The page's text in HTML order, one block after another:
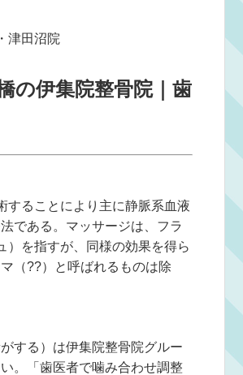
津田沼院
の伊集院整骨院｜歯
することにより主に静脈系血液
である。マッサージは、フラ
）を指すが、同様の効果を得ら
（??）と呼ばれるものは除
する）は伊集院整骨院グルー
。「歯医者で噛み合わせ調整